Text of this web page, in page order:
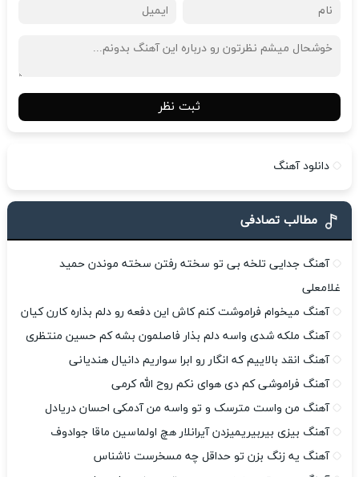
ثبت نظر
دانلود آهنگ
مطالب تصادفی
آهنگ جدایی تلخه بی تو سخته رفتن سخته موندن حمید
غلامعلی
آهنگ میخوام فراموشت کنم کاش این دفعه رو دلم بذاره کارن کیان
آهنگ ملکه شدی واسه دلم بذار فاصلمون بشه کم حسین منتظری
آهنگ انقد بالاییم که انگار رو ابرا سواریم دانیال هندیانی
آهنگ فراموشی کم دی هوای نکم روح الله کرمی
آهنگ من واست مترسک و تو واسه من آدمکی احسان دریادل
آهنگ بیزی بیربیریمیزدن آیرانلار هچ اولماسین ماقا جوادوف
آهنگ یه زنگ بزن تو حداقل چه مسخرست ناشناس